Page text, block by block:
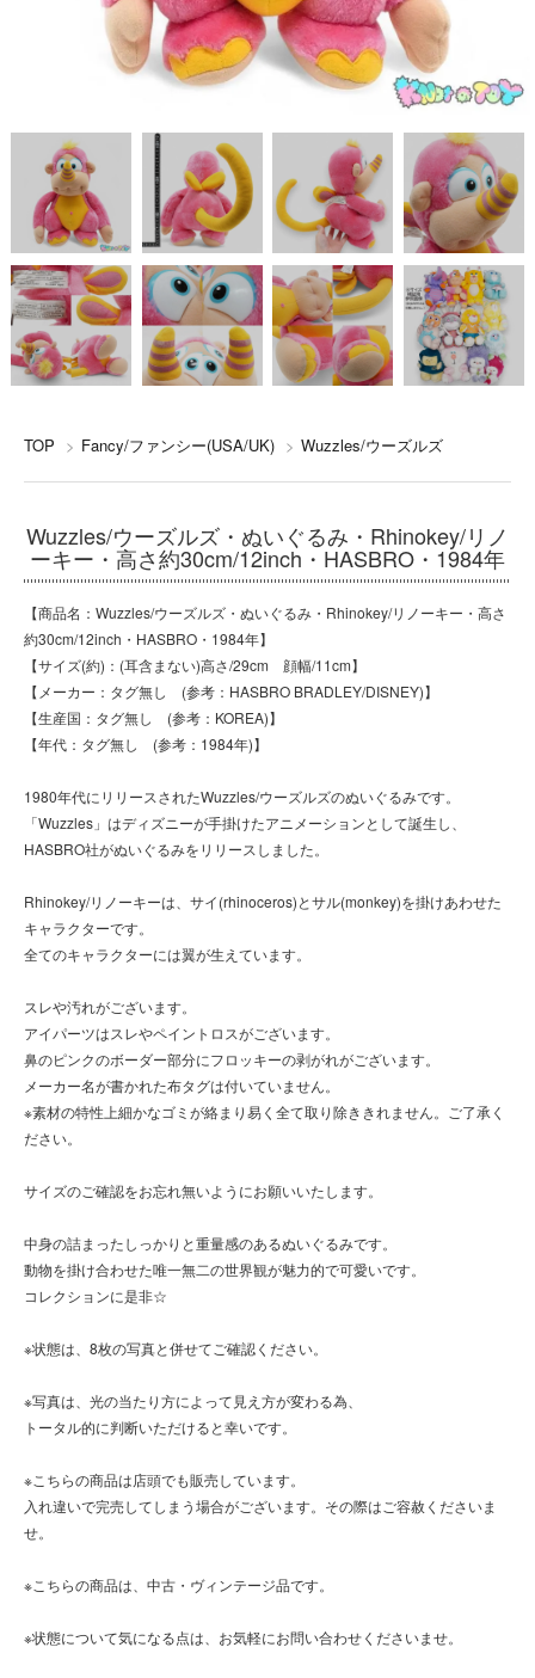
TOP > Fancy/ファンシー(USA/UK) > Wuzzles/ウーズルズ
Wuzzles/ウーズルズ・ぬいぐるみ・Rhinokey/リノ
ーキー・高さ約30cm/12inch・HASBRO・1984年
【商品名：Wuzzles/ウーズルズ・ぬいぐるみ・Rhinokey/リノーキー・高さ
約30cm/12inch・HASBRO・1984年】
【サイズ(約)：(耳含まない)高さ/29cm 顔幅/11cm】
【メーカー：タグ無し (参考：HASBRO BRADLEY/DISNEY)】
【生産国：タグ無し (参考：KOREA)】
【年代：タグ無し (参考：1984年)】
1980年代にリリースされたWuzzles/ウーズルズのぬいぐるみです。
「Wuzzles」はディズニーが手掛けたアニメーションとして誕生し、
HASBRO社がぬいぐるみをリリースしました。
Rhinokey/リノーキーは、サイ(rhinoceros)とサル(monkey)を掛けあわせた
キャラクターです。
全てのキャラクターには翼が生えています。
スレや汚れがございます。
アイパーツはスレやペイントロスがございます。
鼻のピンクのボーダー部分にフロッキーの剥がれがございます。
メーカー名が書かれた布タグは付いていません。
※素材の特性上細かなゴミが絡まり易く全て取り除ききれません。ご了承く
ださい。
サイズのご確認をお忘れ無いようにお願いいたします。
中身の詰まったしっかりと重量感のあるぬいぐるみです。
動物を掛け合わせた唯一無二の世界観が魅力的で可愛いです。
コレクションに是非☆
※状態は、8枚の写真と併せてご確認ください。
※写真は、光の当たり方によって見え方が変わる為、
トータル的に判断いただけると幸いです。
※こちらの商品は店頭でも販売しています。
入れ違いで完売してしまう場合がございます。その際はご容赦くださいま
せ。
※こちらの商品は、中古・ヴィンテージ品です。
※状態について気になる点は、お気軽にお問い合わせくださいませ。